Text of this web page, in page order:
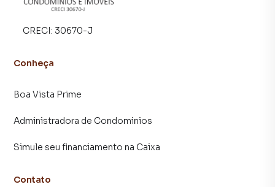
CRECI: 30670-J
Conheça
Boa Vista Prime
Administradora de Condominios
Simule seu financiamento na Caixa
Contato